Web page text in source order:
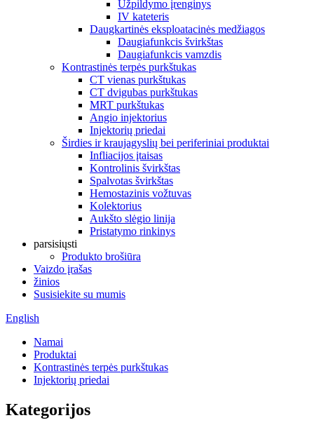
Užpildymo įrenginys
IV kateteris
Daugkartinės eksploatacinės medžiagos
Daugiafunkcis švirkštas
Daugiafunkcis vamzdis
Kontrastinės terpės purkštukas
CT vienas purkštukas
CT dvigubas purkštukas
MRT purkštukas
Angio injektorius
Injektorių priedai
Širdies ir kraujagyslių bei periferiniai produktai
Infliacijos įtaisas
Kontrolinis švirkštas
Spalvotas švirkštas
Hemostazinis vožtuvas
Kolektorius
Aukšto slėgio linija
Pristatymo rinkinys
parsisiųsti
Produkto brošiūra
Vaizdo įrašas
žinios
Susisiekite su mumis
English
Namai
Produktai
Kontrastinės terpės purkštukas
Injektorių priedai
Kategorijos